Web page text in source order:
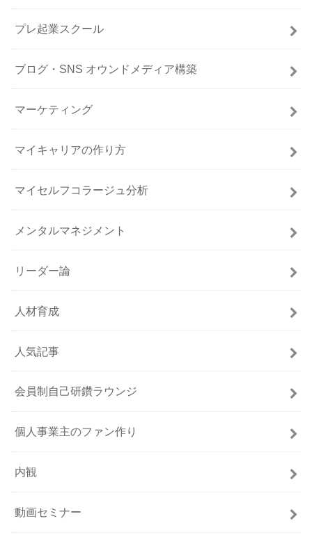
プレ起業スクール
ブログ・SNS オウンドメディア構築
マーケティング
マイキャリアの作り方
マイセルフコラージュ分析
メンタルマネジメント
リーダー論
人材育成
人気記事
会員制自己研鑽ラウンジ
個人事業主のファン作り
内観
動画セミナー